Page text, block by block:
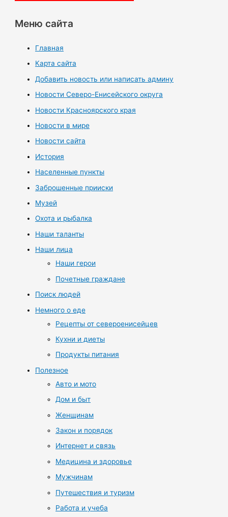
Меню сайта
Главная
Карта сайта
Добавить новость или написать админу
Новости Северо-Енисейского округа
Новости Красноярского края
Новости в мире
Новости сайта
История
Населенные пункты
Заброшенные прииски
Музей
Охота и рыбалка
Наши таланты
Наши лица
Наши герои
Почетные граждане
Поиск людей
Немного о еде
Рецепты от североенисейцев
Кухни и диеты
Продукты питания
Полезное
Авто и мото
Дом и быт
Женщинам
Закон и порядок
Интернет и связь
Медицина и здоровье
Мужчинам
Путешествия и туризм
Работа и учеба